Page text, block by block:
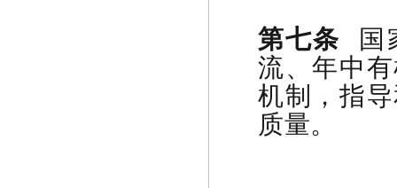
第七条 国
流、年中
机制，指
质量。